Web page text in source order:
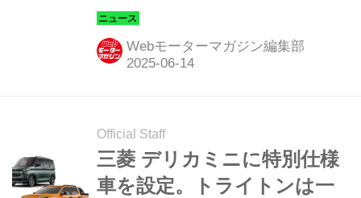
る「圭rallyproject」と「FLEX SHOW
AIKAWA Racing with TOYO TIRES」
の2チームに対し、参戦サポートと技
Webモーターマガジン編集部
Official Staff
三菱 デリカミニに特別仕様
車を設定。トライトンは一